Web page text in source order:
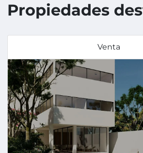
Propiedades
Venta